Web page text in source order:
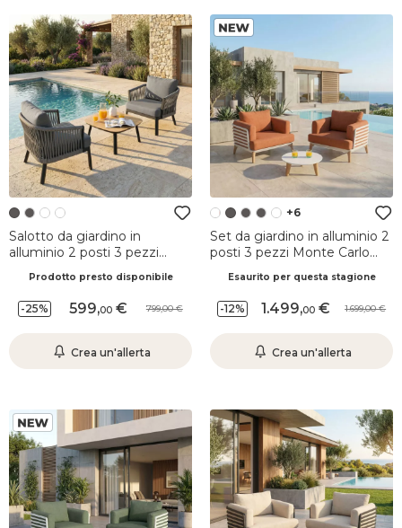
Salotto da giardino in
alluminio 2 posti 3 pezzi
Prodotto presto disponibile
-25% 599,00 799,00
Crea un'allerta
+6
Set da giardino in alluminio 2
posti 3 pezzi Monte Carlo
Esaurito per questa stagione
-12% 1.499,00 1.699,00
Crea un'allerta